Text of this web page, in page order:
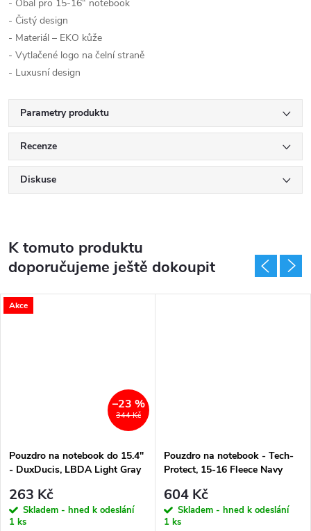
- Obal pro 15-16“ notebook
- Čistý design
- Materiál – EKO kůže
- Vytlačené logo na čelní straně
- Luxusní design
Parametry produktu
Recenze
Diskuse
K tomuto produktu
doporučujeme ještě dokoupit
Akce
344 Kč
–23 %
Pouzdro na notebook do 15.4"
- DuxDucis, LBDA Light Gray
263 Kč
Skladem - hned k odeslání
1 ks
Pouzdro na notebook - Tech-
Protect, 15-16 Fleece Navy
604 Kč
Skladem - hned k odeslání
1 ks